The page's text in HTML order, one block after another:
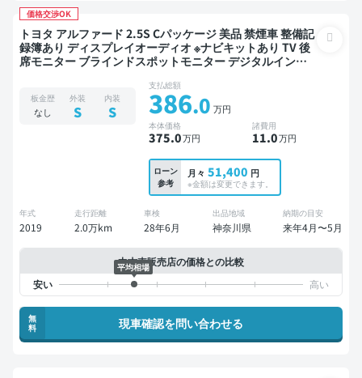
価格交渉OK
トヨタ アルファード 2.5S Cパッケージ 美品 禁煙車 整備記
録簿あり ディスプレイオーディオ ※ナビキットあり TV 後
席モニター ブラインドスポットモニター デジタルインナ
動バックドア バックモニター ドライブレコーダー リフト
アップ 衝突軽減 7人乗り
板金歴
なし
外装
S
内装
S
支払総額
386.0 万円
本体価格
375.0万円
諸費用
11.0万円
ローン
参考
月々 51,400 円
※金額は変更できます。
年式
2019
走行距離
2.0万km
車検
28年6月
出品地域
神奈川県
納期の目安
来年4月〜5月
中古車販売店の価格との比較
平均相場
無
料
現車確認を問い合わせる